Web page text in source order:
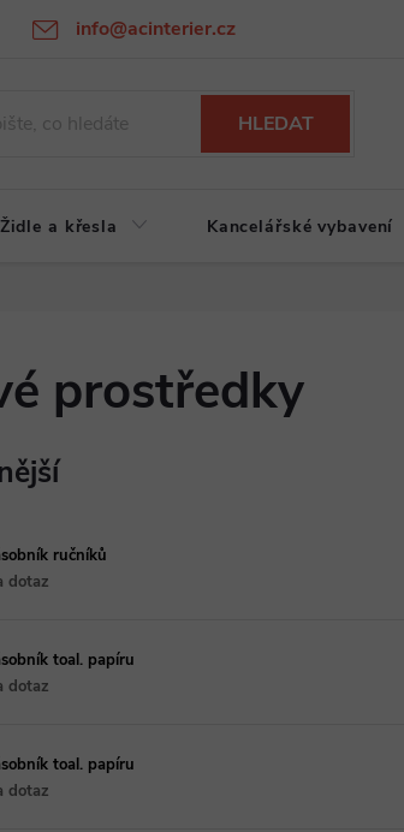
info@acinterier.cz
Ochrana osobních údajů Atypická výroba na zakázku
HLEDAT
Židle a křesla Kancelářské vybavení
prostředky
ručníků
dotaz
toal. papíru
dotaz
toal. papíru
dotaz